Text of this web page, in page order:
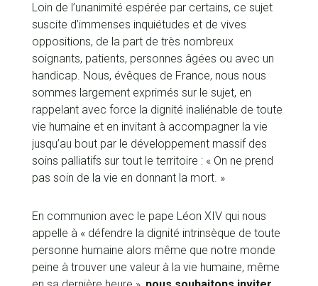
Loin de l’unanimité espérée par certains, ce sujet
suscite d’immenses inquiétudes et de vives
oppositions, de la part de très nombreux
soignants, patients, personnes âgées ou avec un
handicap. Nous, évêques de France, nous nous
sommes largement exprimés sur le sujet, en
rappelant avec force la dignité inaliénable de toute
vie humaine et en invitant à accompagner la vie
jusqu’au bout par le développement massif des
soins palliatifs sur tout le territoire : « On ne prend
pas soin de la vie en donnant la mort. »
En communion avec le pape Léon XIV qui nous
appelle à « défendre la dignité intrinsèque de toute
personne humaine alors même que notre monde
peine à trouver une valeur à la vie humaine, même